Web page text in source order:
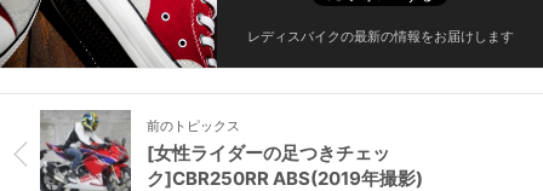
レディスバイクの最新の情報をお届けします
前のトピックス
[女性ライダーの足つきチェッ
ク]CBR250RR ABS(2019年撮影)